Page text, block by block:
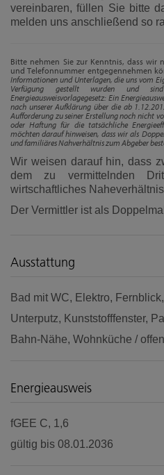
vereinbaren, füllen Sie bitte
melden uns anschließend so
Bitte nehmen Sie zur Kenntnis, dass
und Telefonnummer entgegennehmen
Informationen und Unterlagen, die uns vom
Verfügung gestellt wurden und
Energieausweisvorlagegesetz: Ein
nach unserer Aufklärung über die ab
Aufforderung zu seiner Erstellung noch nicht
oder Haftung für die tatsächliche
möchten darauf hinweisen, dass wir als
und familiäres Nahverhältnis zum Abgeber
Wir weisen darauf hin, dass
dem zu vermittelnden
wirtschaftliches
Der Vermittler ist als
Ausstattung
Bad mit WC Elektro Fernblick
Unterputz
Kunststofffenster
Bahn-Nähe Wohnküche /
Energieausweis
fGEE C, 1,6
gültig bis 08.01.2036